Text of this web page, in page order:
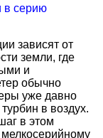
в серию
зависят от
земли, где
и
обычно
уже давно
в воздух.
в этом